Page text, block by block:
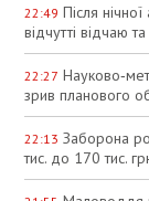
22:49 Після
відчутті відчаю
22:27
зрив планового
22:13 Заборона
тис. до 170 тис.